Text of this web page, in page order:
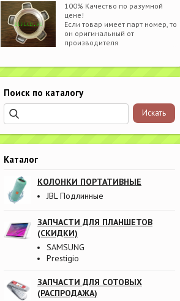
100% Качество по разумной
цене!
Если товар имеет парт номер, то
он оригинальный от
производителя
Поиск по каталогу
Каталог
КОЛОНКИ ПОРТАТИВНЫЕ
JBL Подлинные
ЗАПЧАСТИ ДЛЯ ПЛАНШЕТОВ
(СКИДКИ)
SAMSUNG
Prestigio
ЗАПЧАСТИ ДЛЯ СОТОВЫХ
(РАСПРОДАЖА)